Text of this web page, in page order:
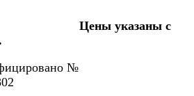
Цены указаны с
№